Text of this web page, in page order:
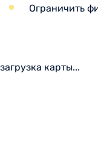
Ограничить
загрузка карты...